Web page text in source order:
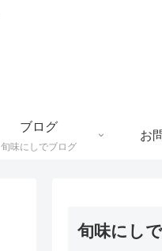
ブログ
旬味にしでブログ
お
旬味にしで